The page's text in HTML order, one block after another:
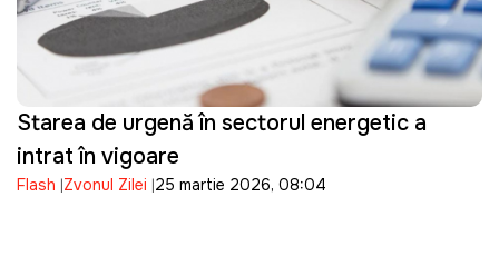
Starea de urgență în sectorul energetic a
intrat în vigoare
Flash Zvonul Zilei 25 martie 2026, 08:04